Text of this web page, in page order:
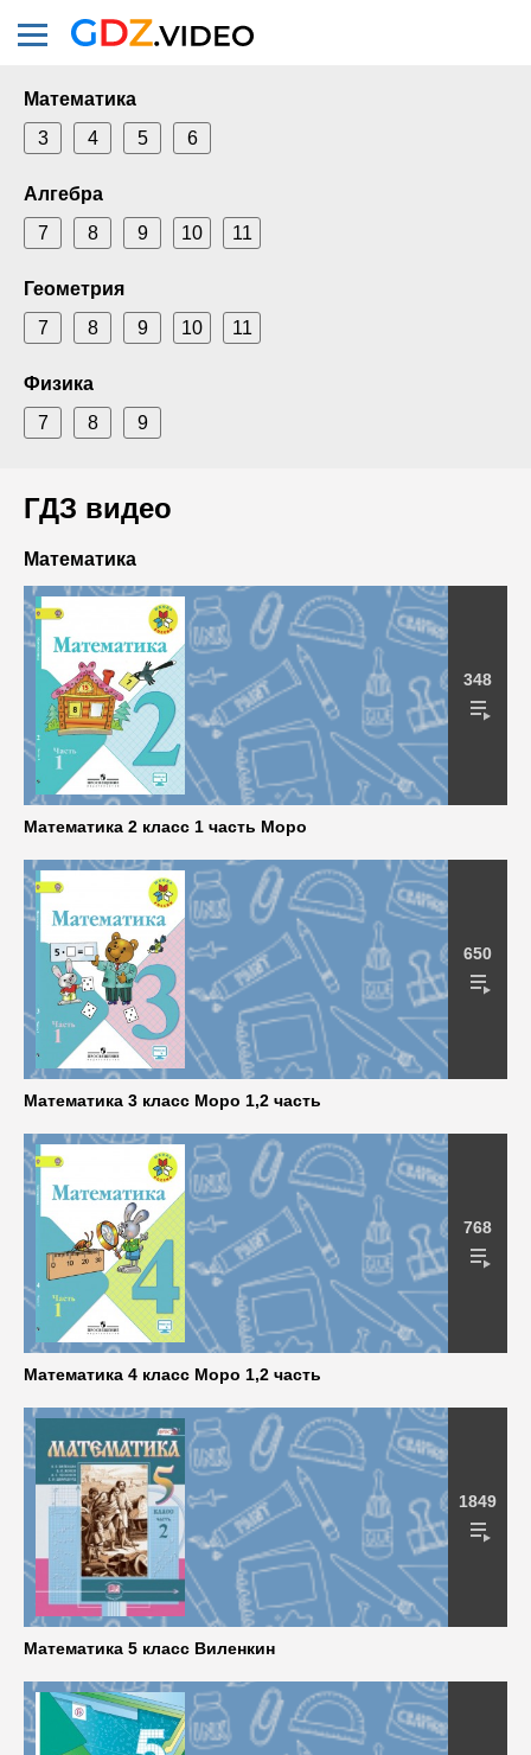
Математика
3
4 5 6
Алгебра
7
8 9 10 11
Геометрия
7
8 9 10 11
Физика
7
8 9
ГДЗ видео
Математика
348
Математика 2 класс 1 часть Моро
650
Математика 3 класс Моро 1,2 часть
768
Математика 4 класс Моро 1,2 часть
1849
Математика 5 класс Виленкин